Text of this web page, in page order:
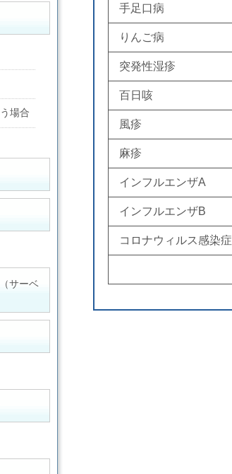
手足口病
りんご病
突発性湿疹
百日咳
風疹
麻疹
インフルエンザA
インフルエンザB
コロナウィルス感染症
場合
サーベ